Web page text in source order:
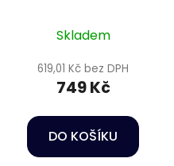
Skladem
619,01 Kč bez DPH
749 Kč
DO KOŠÍKU